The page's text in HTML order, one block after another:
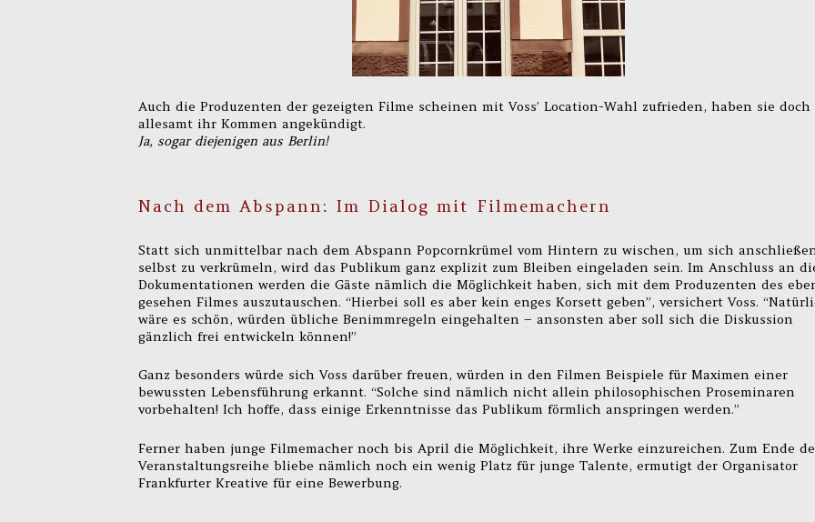
Auch die Produzenten der gezeigten Filme scheinen mit Voss’ Location-Wahl zufrieden, haben sie doch
allesamt ihr Kommen angekündigt.
Ja, sogar diejenigen aus Berlin!
Nach dem Abspann: Im Dialog mit Filmemachern
Statt sich unmittelbar nach dem Abspann Popcornkrümel vom Hintern zu wischen, um sich
selbst zu verkrümeln, wird das Publikum ganz explizit zum Bleiben eingeladen sein. Im Anschluss an
Dokumentationen werden die Gäste nämlich die Möglichkeit haben, sich mit dem Produzenten des
gesehen Filmes auszutauschen. “Hierbei soll es aber kein enges Korsett geben”, versichert Voss.
wäre es schön, würden übliche Benimmregeln eingehalten – ansonsten aber soll sich die Diskussion
gänzlich frei entwickeln können!”
Ganz besonders würde sich Voss darüber freuen, würden in den Filmen Beispiele für Maximen einer
bewussten Lebensführung erkannt. “Solche sind nämlich nicht allein philosophischen Proseminaren
vorbehalten! Ich hoffe, dass einige Erkenntnisse das Publikum förmlich anspringen werden.”
Ferner haben junge Filmemacher noch bis April die Möglichkeit, ihre Werke einzureichen. Zum Ende
Veranstaltungsreihe bliebe nämlich noch ein wenig Platz für junge Talente, ermutigt der Organisator
Frankfurter Kreative für eine Bewerbung.